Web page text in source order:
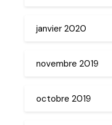
janvier 2020
novembre 2019
octobre 2019